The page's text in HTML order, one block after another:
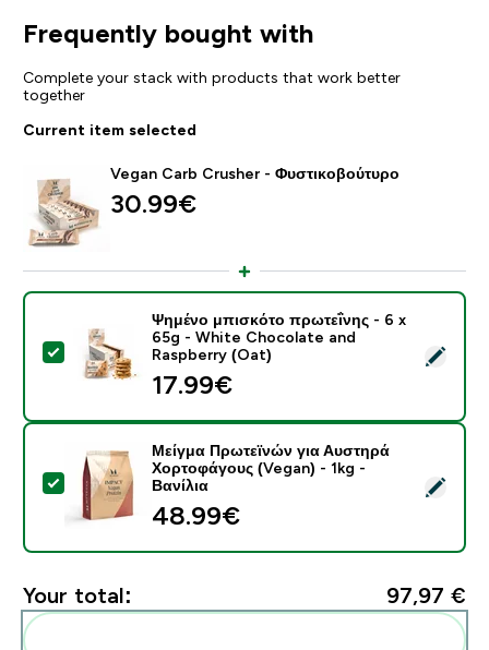
Frequently bought with
Complete your stack with products that work better
together
Current item selected
Vegan Carb Crusher - Φυστικοβούτυρο
30.99€‎
Select this product - Ψημένο μπισκότο πρωτεΐνης -
Ψημένο μπισκότο πρωτεΐνης - 6 x
65g - White Chocolate and
Raspberry (Oat)
17.99€‎
Select this product - Μείγμα Πρωτεϊνών για Αυστηρά
Μείγμα Πρωτεϊνών για Αυστηρά
Χορτοφάγους (Vegan) - 1kg -
Βανίλια
48.99€‎
Your total: 97,97 €‎